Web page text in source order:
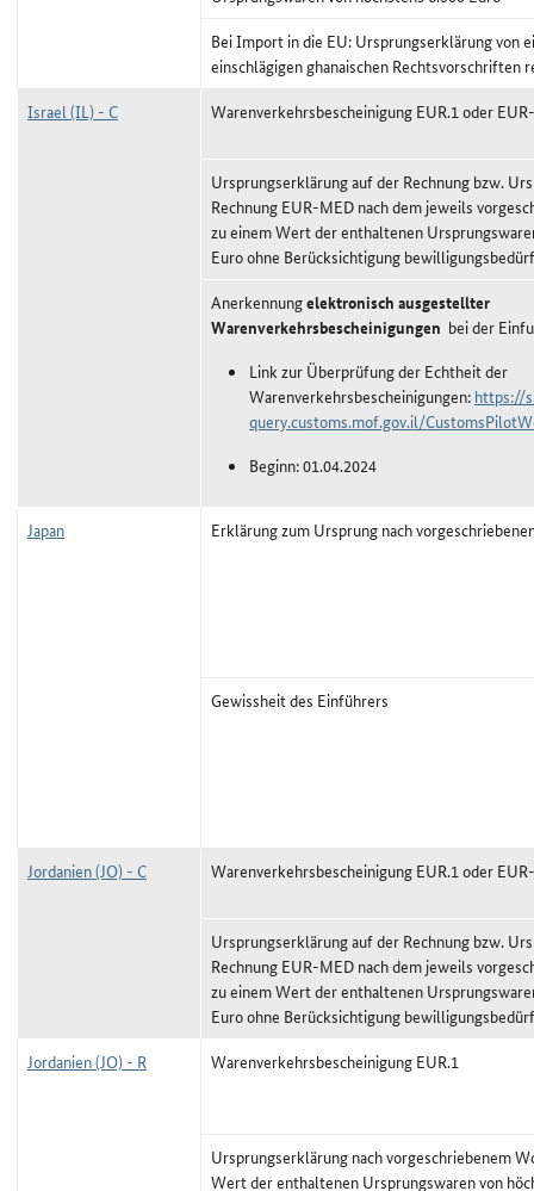
Bei Import in die EU: Ursprungserklärung von
einschlägigen ghanaischen
Israel (IL) - C
Warenverkehrsbescheinigung EUR.1 oder
Ursprungserklärung auf der Rechnung bzw.
Rechnung EUR-MED nach dem jeweils
zu einem Wert der enthaltenen
Euro ohne Berücksichtigung
Anerkennungelektronisch ausgestellter
Warenverkehrsbescheinigungen bei der
Link zur Überprüfung der Echtheit der
Warenverkehrsbescheinigungen: https://
query.customs.mof.gov.il/
Beginn: 01.04.2024
Japan Erklärung zum Ursprung nach
Gewissheit des Einführers
Jordanien (JO) - C Warenverkehrsbescheinigung EUR.1 oder
Ursprungserklärung auf der Rechnung bzw.
Rechnung EUR-MED nach dem jeweils
zu einem Wert der enthaltenen
Euro ohne Berücksichtigung
Jordanien (JO) - R
Warenverkehrsbescheinigung EUR.1
Ursprungserklärung nach vorgeschriebenem
Wert der enthaltenen Ursprungswaren von